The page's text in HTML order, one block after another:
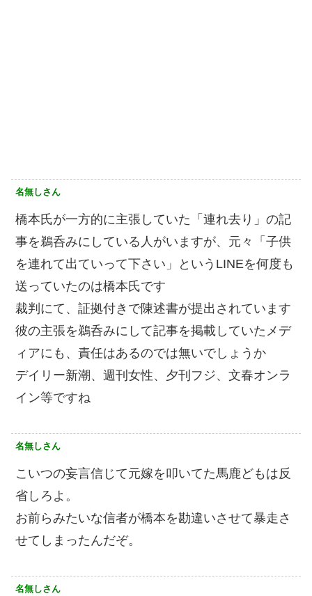
名無しさん
橋本氏が一方的に主張していた「連れ去り」の記
事を鵜呑みにしている人がいますが、元々「子供
を連れて出ていって下さい」というLINEを何度も
送っていたのは橋本氏です
裁判にて、証拠付きで陳述書が提出されています
彼の主張を鵜呑みにして記事を掲載していたメデ
ィアにも、責任はあるのでは無いでしょうか
デイリー新潮、週刊女性、夕刊フジ、文春オンラ
イン等ですね
名無しさん
こいつの妄言信じて元嫁を叩いてた馬鹿どもは反
省しろよ。
お前らみたいな信者が橋本を勘違いさせて暴走さ
せてしまったんだぞ。
名無しさん